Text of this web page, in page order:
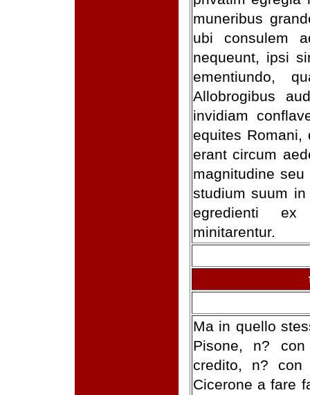
muneribus
ubi consulem
nequeunt, ipsi
ementiundo,
Allobrogibus
invidiam
equites
erant circum
magnitudine
studium suum
egredienti
minitarentur.
Ma in quello
Pisone, n?
credito, n? con
Cicerone a fare